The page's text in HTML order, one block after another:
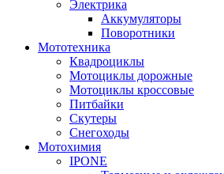
Электрика
Аккумуляторы
Поворотники
Мототехника
Квадроциклы
Мотоциклы дорожные
Мотоциклы кроссовые
Питбайки
Скутеры
Снегоходы
Мотохимия
IPONE